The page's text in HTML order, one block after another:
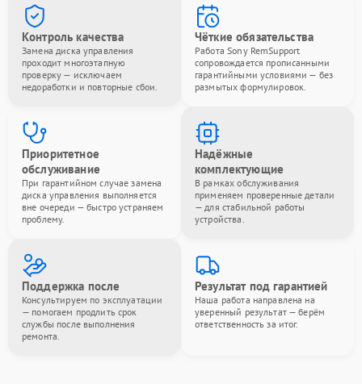
Контроль качества
Замена диска управления
проходит многоэтапную
проверку — исключаем
недоработки и повторные сбои.
Чёткие обязательства
Работа Sony RemSupport
сопровождается прописанными
гарантийными условиями — без
размытых формулировок.
Приоритетное
обслуживание
При гарантийном случае замена
диска управления выполняется
вне очереди — быстро устраняем
проблему.
Надёжные
комплектующие
В рамках обслуживания
применяем проверенные детали
— для стабильной работы
устройства.
Поддержка после
Консультируем по эксплуатации
— помогаем продлить срок
службы после выполнения
ремонта.
Результат под гарантией
Наша работа направлена на
уверенный результат — берём
ответственность за итог.